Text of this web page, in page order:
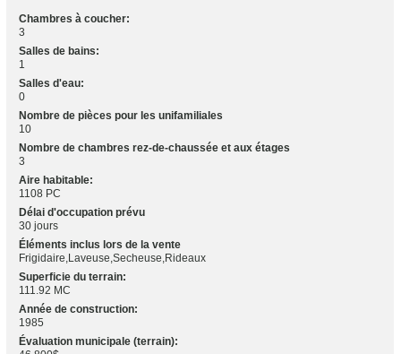
Chambres à coucher:
3
Salles de bains:
1
Salles d'eau:
0
Nombre de pièces pour les unifamiliales
10
Nombre de chambres rez-de-chaussée et aux étages
3
Aire habitable:
1108 PC
Délai d'occupation prévu
30 jours
Éléments inclus lors de la vente
Frigidaire,Laveuse,Secheuse,Rideaux
Superficie du terrain:
111.92 MC
Année de construction:
1985
Évaluation municipale (terrain):